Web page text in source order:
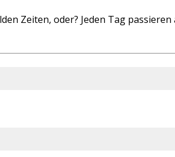
Zeiten, oder? Jeden Tag